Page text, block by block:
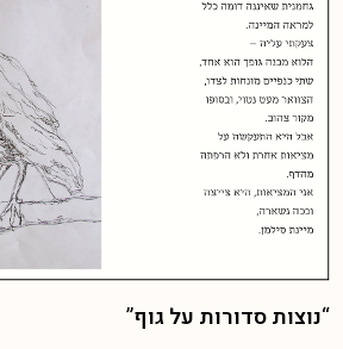
“נוצות סדורות על גוף”